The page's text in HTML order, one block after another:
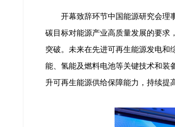
开幕致辞环节中国能源研究会理事
碳目标对能源产业高质量发展的要求
突破。未来在先进可再生能源发电和
能、氢能及燃料电池等关键技术和装
升可再生能源供给保障能力，持续提